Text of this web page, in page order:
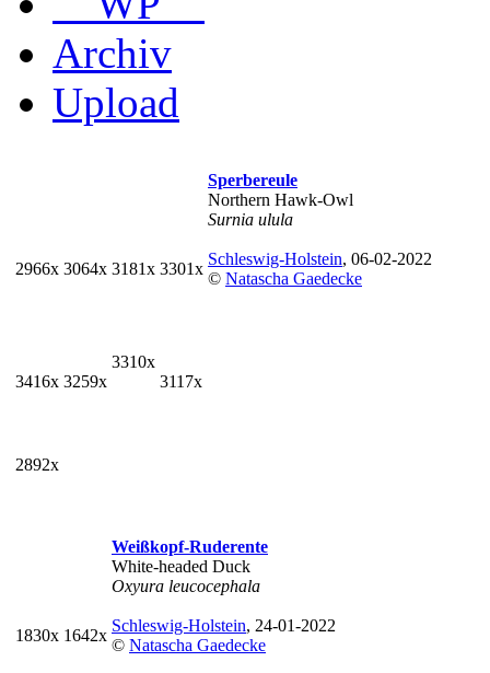
Archiv
Upload
2966x 3064x 3181x 3301x
Sperbereule
Northern Hawk-Owl
Surnia ulula
Schleswig-Holstein, 06-02-2022
© Natascha Gaedecke
3416x 3259x
3310x
3117x
2892x
1830x 1642x
Weißkopf-Ruderente
White-headed Duck
Oxyura leucocephala
Schleswig-Holstein, 24-01-2022
© Natascha Gaedecke